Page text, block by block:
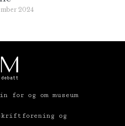
2024
for og om museum
og